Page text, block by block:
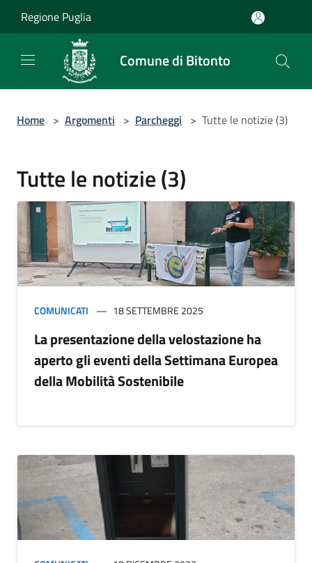
Regione Puglia
Comune di Bitonto
Home > Argomenti > Parcheggi > Tutte le notizie (3)
Tutte le notizie (3)
COMUNICATI 18 SETTEMBRE 2025
La presentazione della velostazione ha
aperto gli eventi della Settimana Europea
della Mobilità Sostenibile